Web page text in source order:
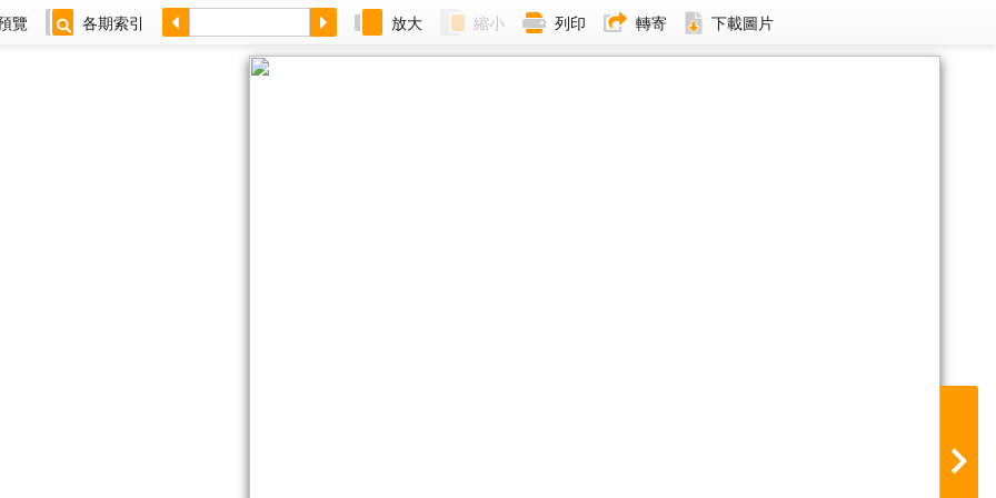
覽 各期索引 放大 縮小 列印 轉寄 下載圖片